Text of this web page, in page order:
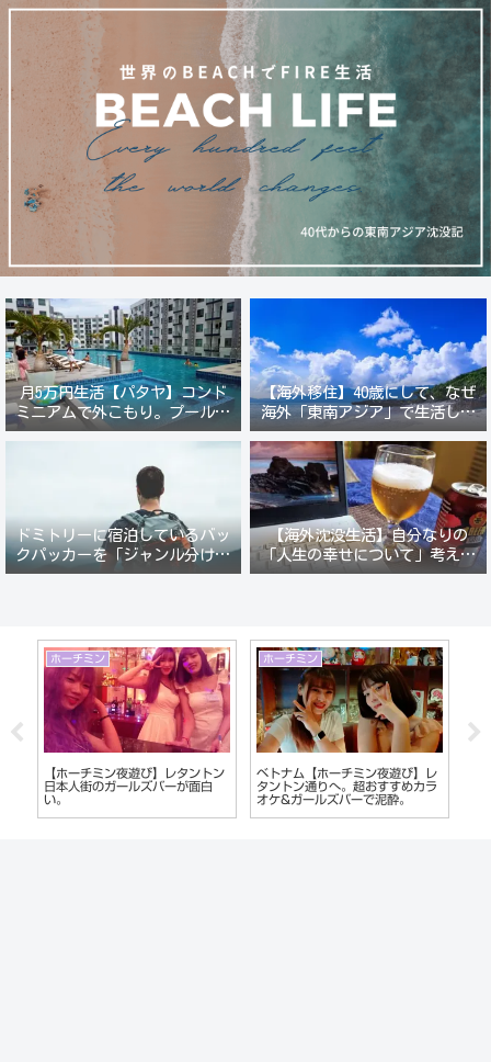
月5万円生活【パタヤ】コンド
ミニアムで外こもり。プール付
き新築コンドでステーキ&ウオ
【海外移住】40歳にして、なぜ
海外「東南アジア」で生活しよ
うと思ったのか？
ドミトリーに宿泊しているバッ
クパッカーを「ジャンル分けし
て人間観察」が楽しい。
【海外沈没生活】自分なりの
「人生の幸せについて」考えて
みる。
ホーチミン
【ホーチミン夜遊び】レタントン
日本人街のガールズバーが面白
い。
ホーチミン
ベトナム【ホーチミン夜遊び】レ
タントン通りへ。超おすすめカラ
オケ&ガールズバーで泥酔。